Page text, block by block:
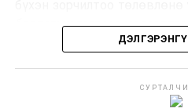
улсад өргөн ашиглаж байна.
бодлогын газраас